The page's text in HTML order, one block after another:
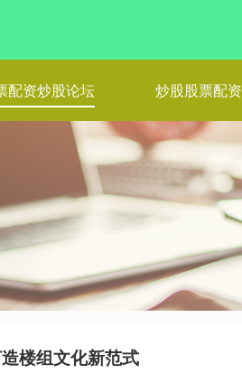
配资炒股论坛 炒股股票配资
楼组文化新范式